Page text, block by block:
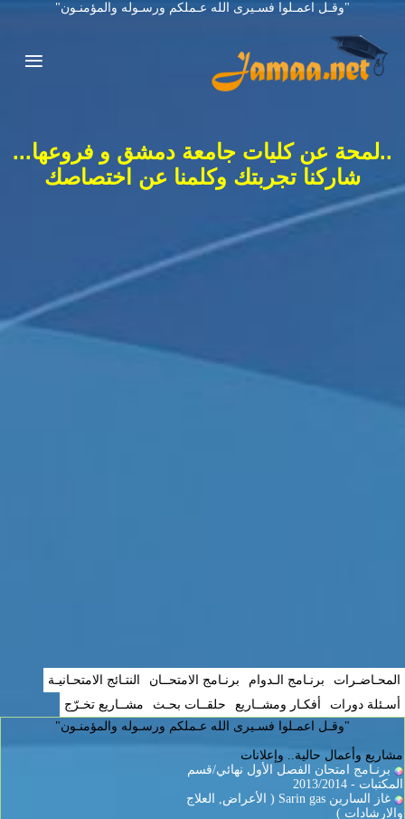
"وقـل اعمـلوا فسـيرى الله عـملكم ورسـوله والمؤمنـون"
..لمحة عن كليات جامعة دمشق و فروعها...
شاركنا تجربتك وكلمنا عن اختصاصك
المحـاضـرات برنـامج الـدوام برنـامج الامتحــان
النتـائج الامتحـانيـة
أسـئلة دورات
أفكـار ومشــاريع حلقــات بحـث
مشــاريع تخـرّج
"وقـل اعمـلوا فسـيرى الله عـملكم ورسـوله والمؤمنـون"
مشاريع وأعمال حالية.. وإعلانات
برنـامج امتحان الفصل الأول نهائي/قسم
المكتبات - 2013/2014
غاز السارين Sarin gas ( الأعراض, العلاج
والارشادات )